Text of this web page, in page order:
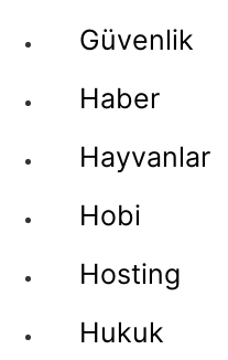
Güvenlik
Haber
Hayvanlar
Hobi
Hosting
Hukuk